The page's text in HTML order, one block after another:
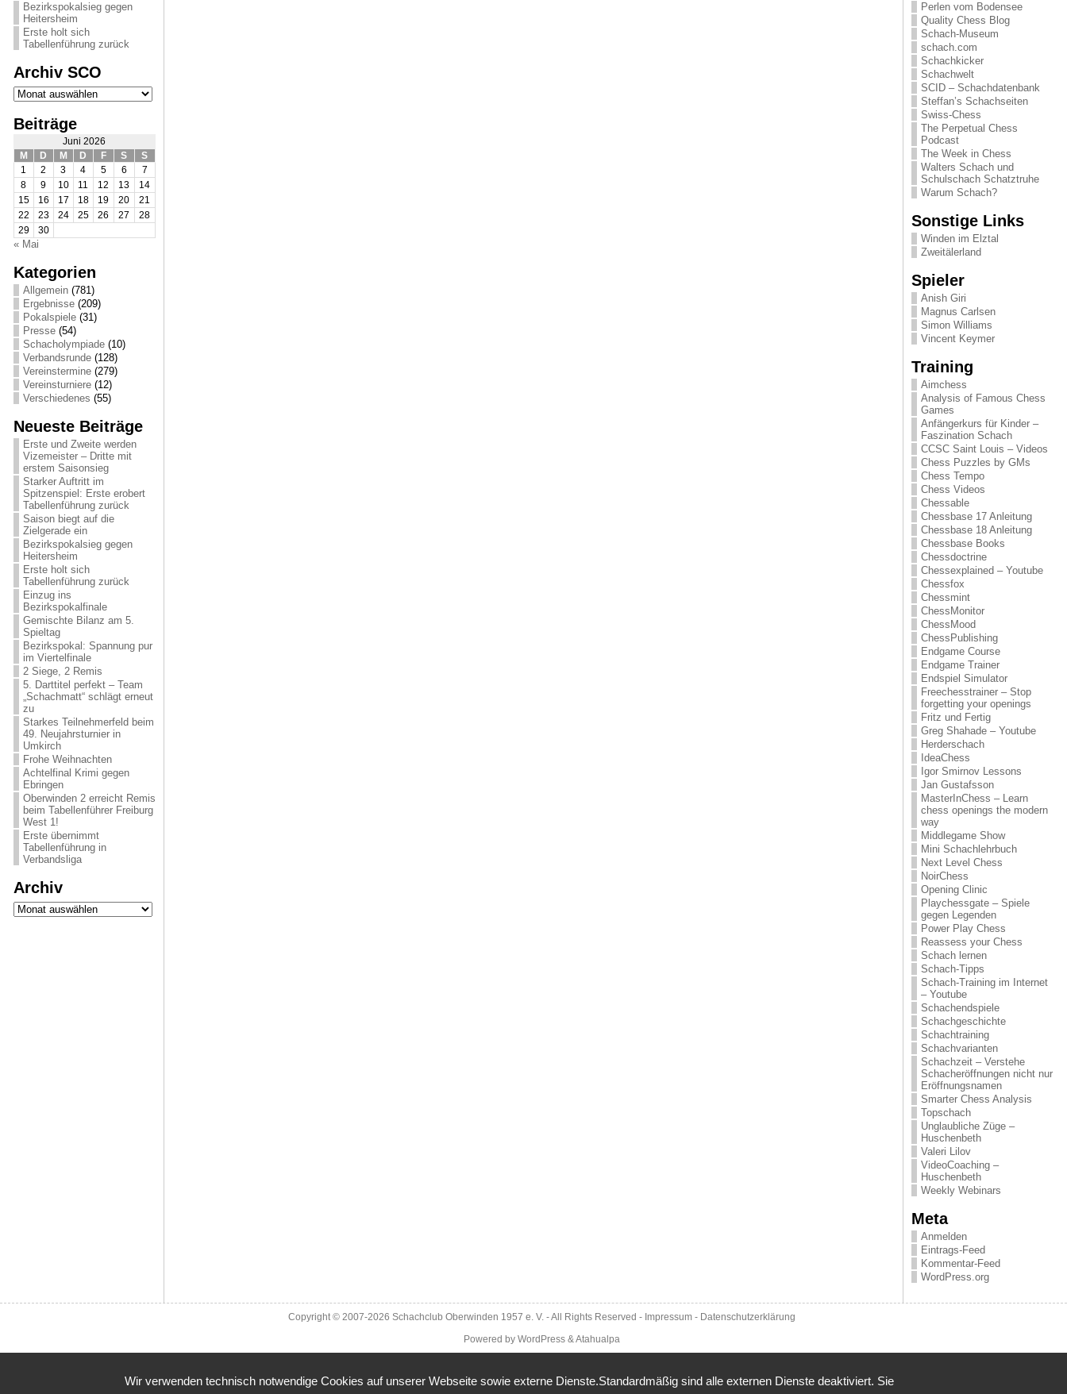
Bezirkspokalsieg gegen
Heitersheim
Erste holt sich
Tabellenführung zurück
Archiv SCO
Archiv
SCO
Beiträge
Juni 2026
M
D M D F S
S
1
2 3 4 5 6
7
8
9 10 11 12 13
14
15
16 17 18 19 20
21
22
23 24 25 26 27
28
29
30
« Mai
Kategorien
Allgemein(781)
Ergebnisse(209)
Pokalspiele(31)
Presse(54)
Schacholympiade(10)
Verbandsrunde(128)
Vereinstermine(279)
Vereinsturniere(12)
Verschiedenes (55)
Neueste Beiträge
Erste und Zweite werden
Vizemeister – Dritte mit
erstem Saisonsieg
Starker Auftritt im
Spitzenspiel: Erste erobert
Tabellenführung zurück
Saison biegt auf die
Zielgerade ein
Bezirkspokalsieg gegen
Heitersheim
Erste holt sich
Tabellenführung zurück
Einzug ins
Bezirkspokalfinale
Gemischte Bilanz am 5.
Spieltag
Bezirkspokal: Spannung pur
im Viertelfinale
2 Siege, 2 Remis
5. Darttitel perfekt – Team
„Schachmatt“ schlägt erneut
zu
Starkes Teilnehmerfeld beim
49. Neujahrsturnier in
Umkirch
Frohe Weihnachten
Achtelfinal Krimi gegen
Ebringen
Oberwinden 2 erreicht Remis
beim Tabellenführer Freiburg
West 1!
Erste übernimmt
Tabellenführung in
Verbandsliga
Archiv
Archiv
Perlen vom Bodensee
Quality Chess Blog
Schach-Museum
schach.com
Schachkicker
Schachwelt
SCID – Schachdatenbank
Steffan’s Schachseiten
Swiss-Chess
The Perpetual Chess
Podcast
The Week in Chess
Walters Schach und
Schulschach Schatztruhe
Warum Schach?
Sonstige Links
Winden im Elztal
Zweitälerland
Spieler
Anish Giri
Magnus Carlsen
Simon Williams
Vincent Keymer
Training
Aimchess
Analysis of Famous Chess
Games
Anfängerkurs für Kinder –
Faszination Schach
CCSC Saint Louis – Videos
Chess Puzzles by GMs
Chess Tempo
Chess Videos
Chessable
Chessbase 17 Anleitung
Chessbase 18 Anleitung
Chessbase Books
Chessdoctrine
Chessexplained – Youtube
Chessfox
Chessmint
ChessMonitor
ChessMood
ChessPublishing
Endgame Course
Endgame Trainer
Endspiel Simulator
Freechesstrainer – Stop
forgetting your openings
Fritz und Fertig
Greg Shahade – Youtube
Herderschach
IdeaChess
Igor Smirnov Lessons
Jan Gustafsson
MasterInChess – Learn
chess openings the modern
way
Middlegame Show
Mini Schachlehrbuch
Next Level Chess
NoirChess
Opening Clinic
Playchessgate – Spiele
gegen Legenden
Power Play Chess
Reassess your Chess
Schach lernen
Schach-Tipps
Schach-Training im Internet
– Youtube
Schachendspiele
Schachgeschichte
Schachtraining
Schachvarianten
Schachzeit – Verstehe
Schacheröffnungen nicht nur
Eröffnungsnamen
Smarter Chess Analysis
Topschach
Unglaubliche Züge –
Huschenbeth
Valeri Lilov
VideoCoaching –
Huschenbeth
Weekly Webinars
Meta
Anmelden
Eintrags-Feed
Kommentar-Feed
WordPress.org
Copyright © 2007-2026 Schachclub Oberwinden 1957 e. V.- All Rights Reserved - Impressum- Datenschutzerklärung
Powered by WordPress&Atahualpa
Wir verwenden technisch notwendige Cookies auf unserer Webseite sowie externe Dienste.Standardmäßig sind alle externen Dienste deaktiviert. Sie